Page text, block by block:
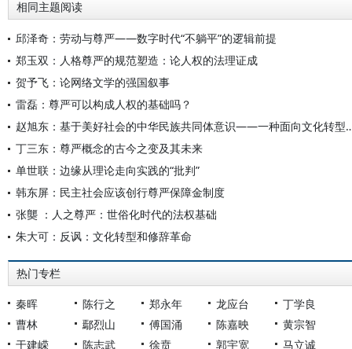
相同主题阅读
邱泽奇：劳动与尊严——数字时代“不躺平”的逻辑前提
郑玉双：人格尊严的规范塑造：论人权的法理证成
贺予飞：论网络文学的强国叙事
雷磊：尊严可以构成人权的基础吗？
赵旭东：基于美好社会的中华民族共同
丁三东：尊严概念的古今之变及其未来
单世联：边缘从理论走向实践的“批判”
韩东屏：民主社会应该创行尊严保障金制度
张龑 ：人之尊严：世俗化时代的法权基础
朱大可：反讽：文化转型和修辞革命
热门专栏
秦晖 陈行之 郑永年 龙应台
丁学良
曹林
鄢烈山 傅国涌 陈嘉映
黄宗智
于建嵘
陈志武 徐贲 郭宇宽 马立诚